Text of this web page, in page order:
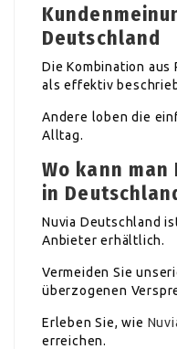
Deutschland
Die Kombination
als effektiv
Andere loben die
Alltag.
Wo kann man
in
Nuvia Deutschland
Anbieter erhältlich.
Vermeiden Sie
überzogenen
Erleben Sie, wie
erreichen.